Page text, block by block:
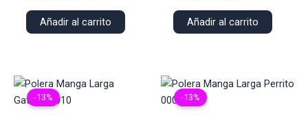
original actual
Añadir al carrito
original actual
Añadir al carrito
-13% -13%